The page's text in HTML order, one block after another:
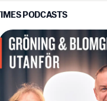
PODCASTS